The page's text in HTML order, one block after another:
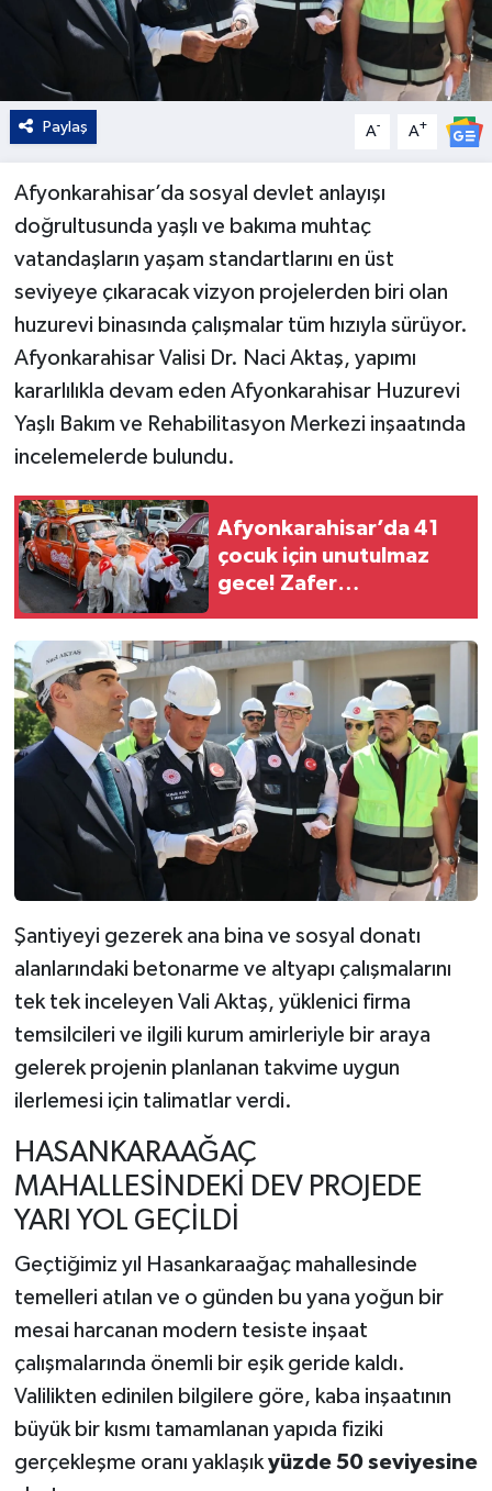
Paylaş A- A+
Afyonkarahisar’da sosyal devlet anlayışı
doğrultusunda yaşlı ve bakıma muhtaç
vatandaşların yaşam standartlarını en üst
seviyeye çıkaracak vizyon projelerden biri olan
huzurevi binasında çalışmalar tüm hızıyla sürüyor.
Afyonkarahisar Valisi Dr. Naci Aktaş, yapımı
kararlılıkla devam eden Afyonkarahisar Huzurevi
Yaşlı Bakım ve Rehabilitasyon Merkezi inşaatında
incelemelerde bulundu.
Afyonkarahisar’da 41
çocuk için unutulmaz
gece! Zafer
şöleni
Şantiyeyi gezerek ana bina ve sosyal donatı
alanlarındaki betonarme ve altyapı çalışmalarını
tek tek inceleyen Vali Aktaş, yüklenici firma
temsilcileri ve ilgili kurum amirleriyle bir araya
gelerek projenin planlanan takvime uygun
ilerlemesi için talimatlar verdi.
HASANKARAAĞAÇ
MAHALLESİNDEKİ DEV PROJEDE
YARI YOL GEÇİLDİ
Geçtiğimiz yıl Hasankaraağaç mahallesinde
temelleri atılan ve o günden bu yana yoğun bir
mesai harcanan modern tesiste inşaat
çalışmalarında önemli bir eşik geride kaldı.
Valilikten edinilen bilgilere göre, kaba inşaatının
büyük bir kısmı tamamlanan yapıda fiziki
gerçekleşme oranı yaklaşık yüzde 50 seviyesine